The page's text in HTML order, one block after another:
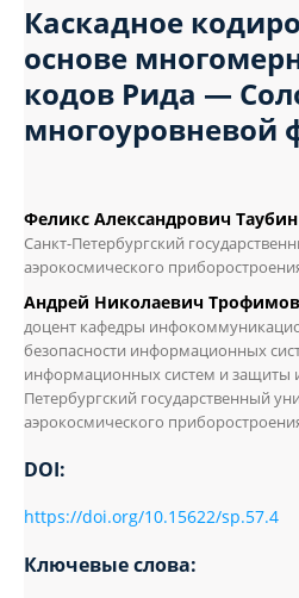
Каскадное
основе
кодов Рида —
многоуровневой
Феликс Александрович Таубин
Санкт-Петербургский
аэрокосмического
Андрей Николаевич Трофимов
доцент кафедры
безопасности информационных
информационных систем и защиты
Петербургский государственный
аэрокосмического
DOI:
https://doi.org/10.15622/sp.57.4
Ключевые слова: